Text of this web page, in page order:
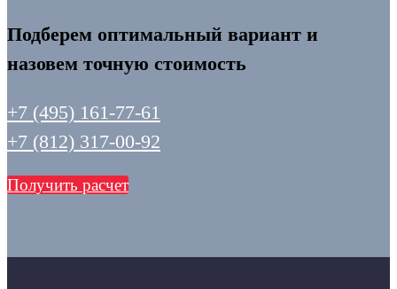
Подберем оптимальный вариант и
назовем точную стоимость
+7 (495) 161-77-61
+7 (812) 317-00-92
Получить расчет